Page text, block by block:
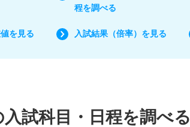
程を調べる
を見る 入試結果（倍率）を見る
試科目・日程を調べる